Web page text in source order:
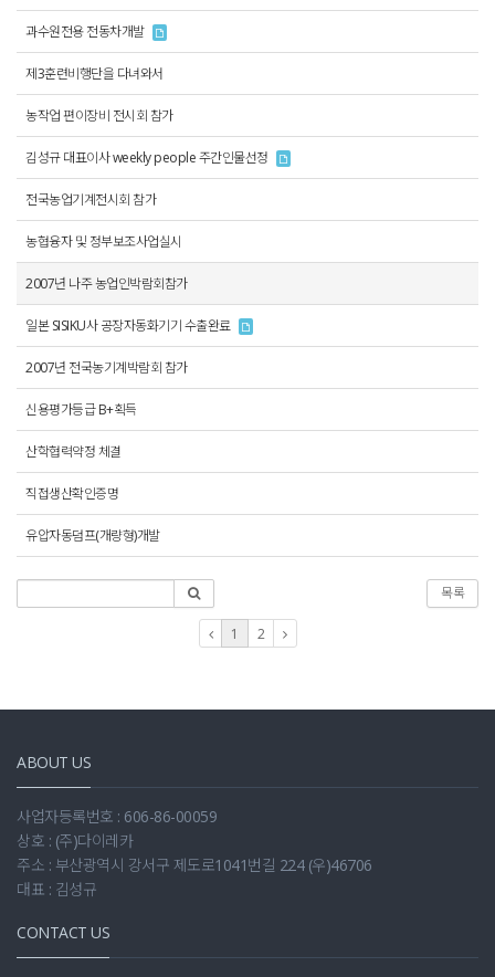
과수원전용 전동차개발
제3훈련비행단을 다녀와서
농작업 편이장비 전시회 참가
김성규 대표이사 weekly people 주간인물선정
전국농업기계전시회 참가
농협융자 및 정부보조사업실시
2007년 나주 농업인박람회참가
일본 SISIKU사 공장자동화기기 수출완료
2007년 전국농기계박람회 참가
신용평가등급 B+획득
산학협력약정 체결
직접생산확인증명
유압자동덤프(개량형)개발
목록
1 2
ABOUT US
사업자등록번호 : 606-86-00059
상호 : (주)다이레카
주소 : 부산광역시 강서구 제도로1041번길 224 (우)46706
대표 : 김성규
CONTACT US